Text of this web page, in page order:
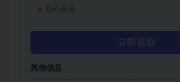
钻石会员
立即获取
其他信息